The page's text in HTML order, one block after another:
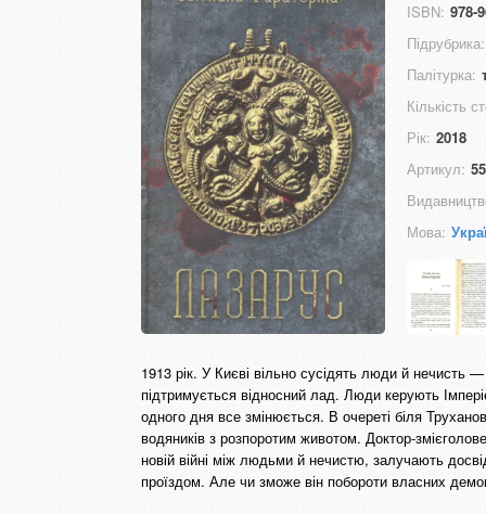
ISBN: 978-
Підрубрика:
Палітурка:
Кількість
Рік: 2018
Артикул:
Мова:
1913 рік. У Києві вільно сусідять люди й нечисть
підтримується відносний лад. Люди керують
одного дня все змінюється. В очереті біля
водяників з розпоротим животом. Доктор-
новій війні між людьми й нечистю, залучають
проїздом. Але чи зможе він побороти власних